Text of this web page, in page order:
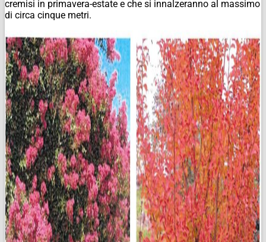
cremisi in primavera-estate e che si innalzeranno al massimo
di circa cinque metri.